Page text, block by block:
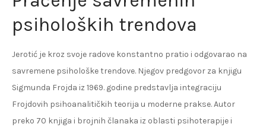
psiholoških trendova
Jerotić je kroz svoje radove konstantno pratio i odgovarao na
savremene psihološke trendove. Njegov predgovor za knjigu
Sigmunda Frojda iz 1969. godine predstavlja integraciju
Frojdovih psihoanalitičkih teorija u moderne prakse. Autor
preko 70 knjiga i brojnih članaka iz oblasti psihoterapije i